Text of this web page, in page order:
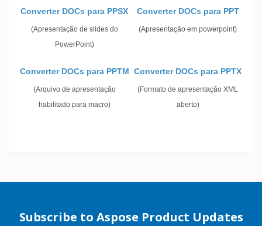
Converter DOCs para PPSX
(Apresentação de slides do
PowerPoint)
Converter DOCs para PPT
(Apresentação em powerpoint)
Converter DOCs para PPTM
(Arquivo de apresentação
habilitado para macro)
Converter DOCs para PPTX
(Formato de apresentação XML
aberto)
Subscribe to Aspose Product Updates